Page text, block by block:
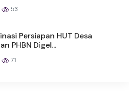
53
Persiapan HUT Desa
PHBN Digel...
71